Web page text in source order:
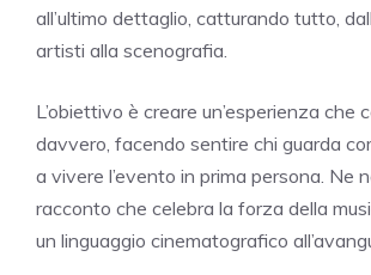
all’ultimo dettaglio, catturando tutto,
artisti alla scenografia.
L’obiettivo è creare un’esperienza che
davvero, facendo sentire chi guarda
a vivere l’evento in prima persona. Ne
racconto che celebra la forza della
un linguaggio cinematografico